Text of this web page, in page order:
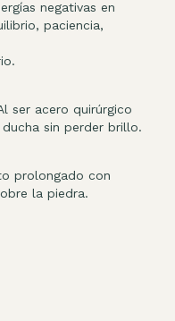
negativas en
paciencia,
ser acero quirúrgico
sin perder brillo.
prolongado con
la piedra.